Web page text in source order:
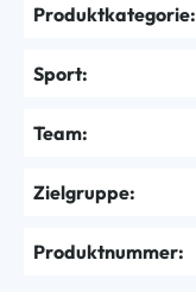
Produktkategorie:
Sport:
Team:
Zielgruppe:
Produktnummer: